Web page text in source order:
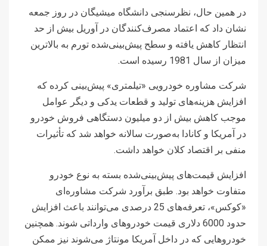
در همین حال، نظرسنجی دانشگاه میشیگان در روز جمعه
نشان داد که اعتماد مصرف‌کنندگان در آوریل بیش از حد
انتظار کاهش یافته و سطح پیش‌بینی‌شده تورم به بالاترین
میزان از سال 1981 رسیده است.
شرکت مشاوره خودرویی «تیلمتری» پیش‌بینی کرده که
افزایش هزینه‌های تولید و قطعات یدکی و دیگر عوامل
موجب کاهش بیش از دو میلیون دستگاهی فروش خودرو
در آمریکا و کانادا به‌صورت سالانه خواهد شد که تأثیرات
منفی بر اقتصاد کلان خواهد داشت.
افزایش قیمت‌های پیش‌بینی‌شده بسته به نوع خودرو
متفاوت خواهد بود. طبق برآورد شرکت مشاوره‌ای
«کوکس»، تعرفه‌های 25 درصدی می‌توانند باعث افزایش
حدود 6000 دلاری قیمت خودروهای وارداتی شوند. همچنین
خودروهایی که در داخل آمریکا مونتاژ می‌شوند نیز ممکن